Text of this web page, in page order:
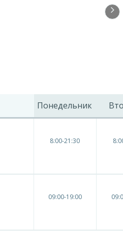
Понедельник
8:00-21:30
09:00-19:00